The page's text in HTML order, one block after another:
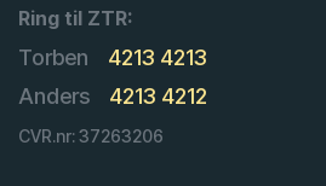
Ring til ZTR:
Torben
4213 4213
Anders
4213 4212
CVR.nr: 37263206